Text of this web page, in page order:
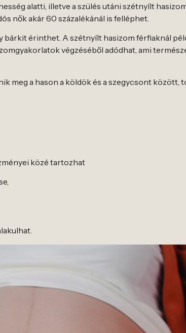
alatti, illetve a szülés utáni szétnyílt
nők akár 60 százalékánál is felléphet.
érinthet. A szétnyílt hasizom férfiaknál
végzéséből adódhat, ami
meg a hason a köldök és a szegycsont
közé tartozhat